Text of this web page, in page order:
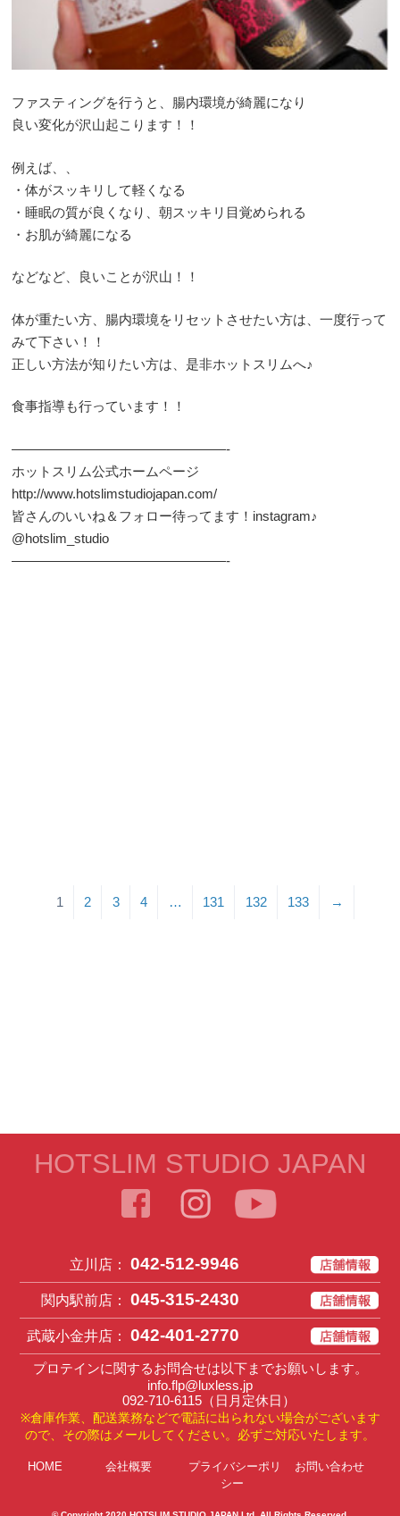
ファスティングを行うと、腸内環境が綺麗になり
良い変化が沢山起こります！！
例えば、、
・体がスッキリして軽くなる
・睡眠の質が良くなり、朝スッキリ目覚められる
・お肌が綺麗になる
などなど、良いことが沢山！！
体が重たい方、腸内環境をリセットさせたい方は、一度行って
みて下さい！！
正しい方法が知りたい方は、是非ホットスリムへ♪
食事指導も行っています！！
————————————————-
ホットスリム公式ホームページ
http://www.hotslimstudiojapan.com/
皆さんのいいね＆フォロー待ってます！instagram♪
@hotslim_studio
————————————————-
1 2 3 4 … 131 132 133 →
HOTSLIM STUDIO JAPAN
立川店： 042-512-9946
関内駅前店： 045-315-2430
武蔵小金井店： 042-401-2770
プロテインに関するお問合せは以下までお願いします。
info.flp@luxless.jp
092-710-6115（日月定休日）
※倉庫作業、配送業務などで電話に出られない場合がございます
ので、その際はメールしてください。必ずご対応いたします。
HOME 会社概要
プライバシーポリ
シー
お問い合わせ